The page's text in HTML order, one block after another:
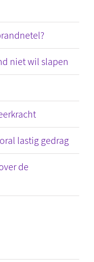
niet wil slapen
lastig gedrag
de